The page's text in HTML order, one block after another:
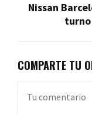
Nissan
turno
COMPARTE TU